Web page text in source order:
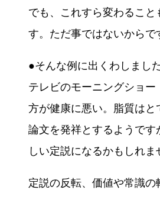
でも、これすら変わるこ
す。ただ事ではないからで
●そんな例に出くわしました
テレビのモーニングショ
方が健康に悪い。脂質は
論文を発祥とするようで
しい定説になるかもしれ
定説の反転、価値や常識